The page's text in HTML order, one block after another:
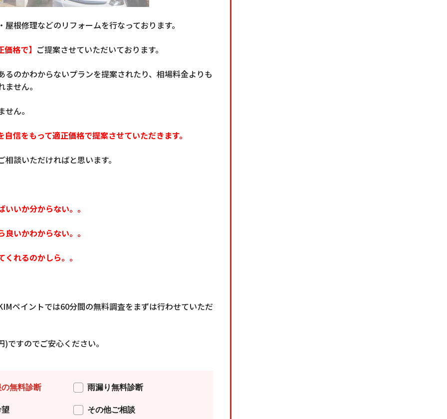
根修理などのリフォームを行なっております。
格で】 ご提案させていただいております。
のかわからないプランを提案されたり、相場料金よりも
せん。
ん。
信をもって適正価格で提案させていただきます。
談いただければと思います。
いか分からない。。
いかわからない。。
れるのかしら。。
ペイントでは60分間の無料調査をまずは行わせていただ
)ですのでご安心ください。
無料診断 雨漏り無料診断
望 その他ご相談